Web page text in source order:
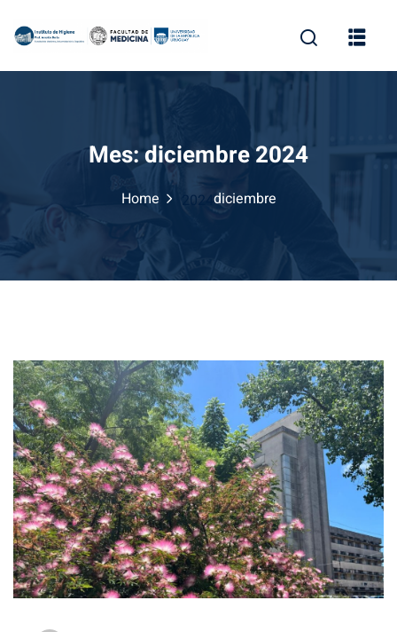
Mes:diciembre 2024
Home 2024diciembre